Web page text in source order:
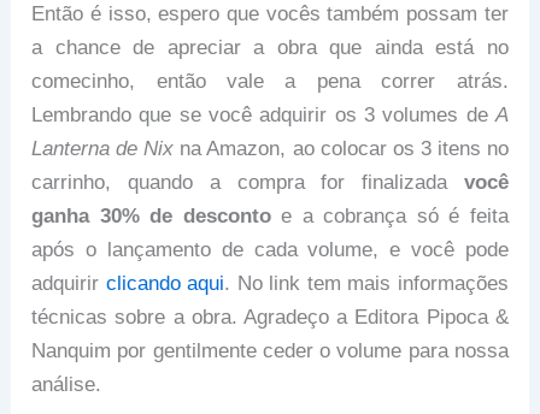
Então é isso, espero que vocês também possam ter
a chance de apreciar a obra que ainda está no
comecinho, então vale a pena correr atrás.
Lembrando que se você adquirir os 3 volumes de A
Lanterna de Nix na Amazon, ao colocar os 3 itens no
carrinho, quando a compra for finalizada você
ganha 30% de descontoe a cobrança só é feita
após o lançamento de cada volume, e você pode
adquirir clicando aqui. No link tem mais informações
técnicas sobre a obra. Agradeço a Editora Pipoca &
Nanquim por gentilmente ceder o volume para nossa
análise.